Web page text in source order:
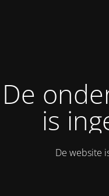
De
is
De website